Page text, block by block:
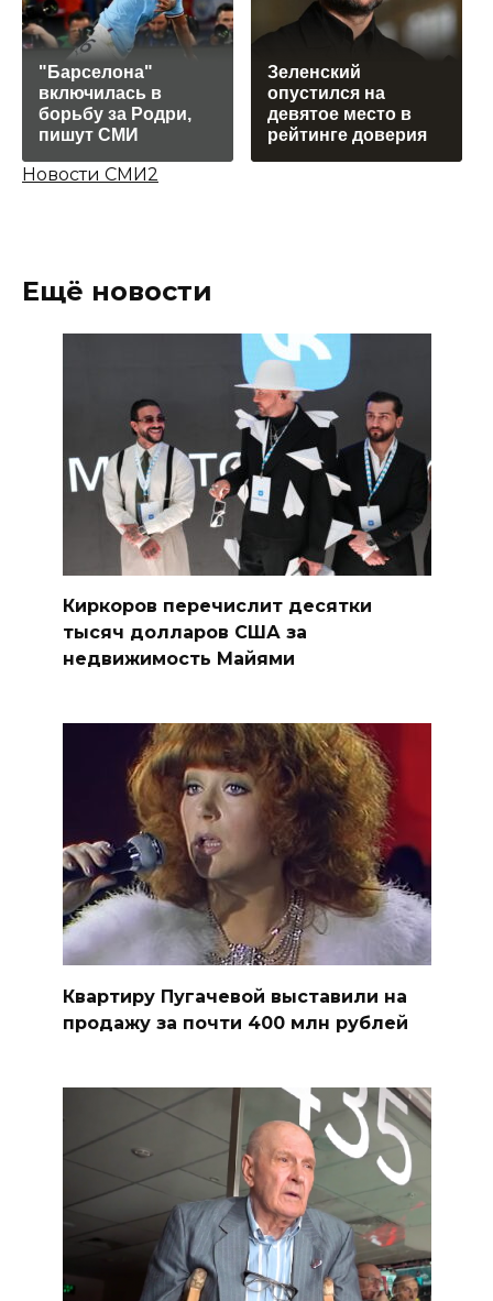
"Барселона"
включилась в
борьбу за Родри,
пишут СМИ
Зеленский
опустился на
девятое место в
рейтинге доверия
Новости СМИ2
Ещё новости
Киркоров перечислит десятки
тысяч долларов США за
недвижимость Майями
Квартиру Пугачевой выставили на
продажу за почти 400 млн рублей